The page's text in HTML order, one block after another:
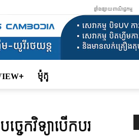
ផ្ទាំងផ្សាយពាណិជ្ជកម្ម
ម៉ូតូ
កវិទ្យាបើកបរ